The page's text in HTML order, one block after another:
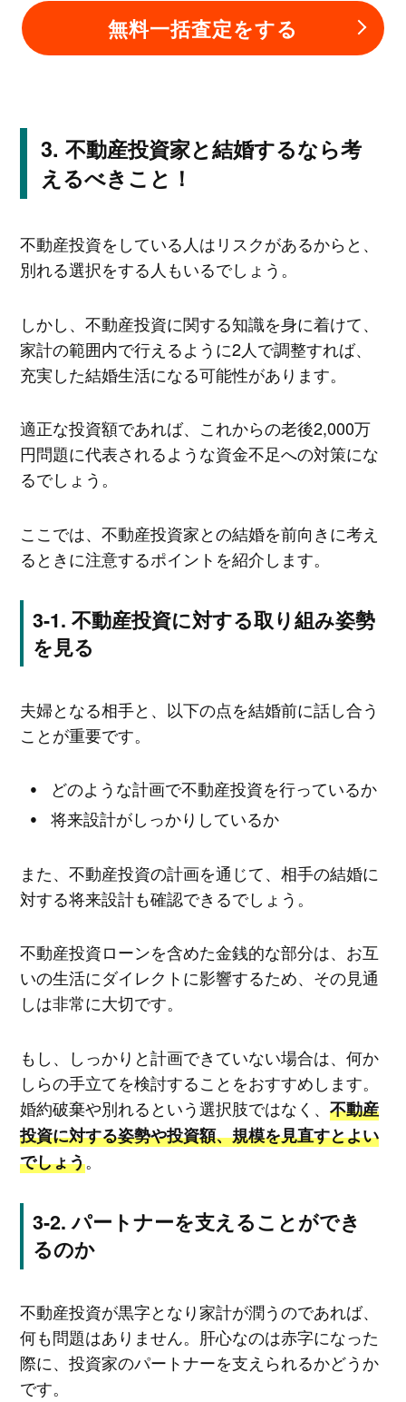
無料一括査定をする
不動産投資家と結婚するなら考
えるべきこと！
不動産投資をしている人はリスクがあるからと、
別れる選択をする人もいるでしょう。
しかし、不動産投資に関する知識を身に着けて、
家計の範囲内で行えるように2人で調整すれば、
充実した結婚生活になる可能性があります。
適正な投資額であれば、これからの老後2,000万
円問題に代表されるような資金不足への対策にな
るでしょう。
ここでは、不動産投資家との結婚を前向きに考え
るときに注意するポイントを紹介します。
不動産投資に対する取り組み姿勢
を見る
夫婦となる相手と、以下の点を結婚前に話し合う
ことが重要です。
どのような計画で不動産投資を行っているか
将来設計がしっかりしているか
また、不動産投資の計画を通じて、相手の結婚に
対する将来設計も確認できるでしょう。
不動産投資ローンを含めた金銭的な部分は、お互
いの生活にダイレクトに影響するため、その見通
しは非常に大切です。
もし、しっかりと計画できていない場合は、何か
しらの手立てを検討することをおすすめします。
婚約破棄や別れるという選択肢ではなく、 不動産
投資に対する姿勢や投資額、規模を見直すとよい
でしょう。
パートナーを支えることができ
るのか
不動産投資が黒字となり家計が潤うのであれば、
何も問題はありません。肝心なのは赤字になった
際に、投資家のパートナーを支えられるかどうか
です。